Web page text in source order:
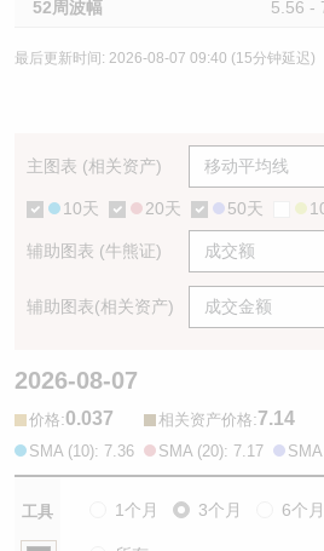
52周波幅 5.56 -
最后更新时间: 2026-08-07 09:40 (15分钟延迟)
主图表 (相关资产)
10天 20天 50天
辅助图表 (牛熊证)
辅助图表(相关资产)
2026-08-07
价格:0.037 相关资产价格:7.14
SMA (10): 7.36 SMA (20): 7.17
工具 1个月 3个月 6个月